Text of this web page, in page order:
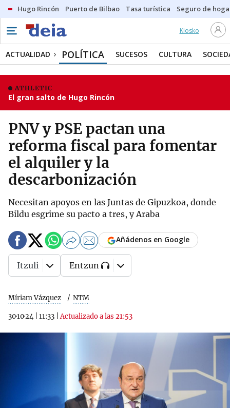
Hugo Rincón Puerto de Bilbao Tasa turística Seguro de
Kiosko
ACTUALIDAD POLÍTICA SUCESOS CULTURA
ATHLETIC
El gran salto de Hugo Rincón
PNV y PSE pactan una
reforma fiscal para fomentar
el alquiler y la
descarbonización
Necesitan apoyos en las Juntas de Gipuzkoa, donde
Bildu esgrime su pacto a tres, y Araba
Míriam Vázquez NTM
30·10·24 11:33 |Actualizado a las 21:53
Añádenos en Google
Itzuli Entzun